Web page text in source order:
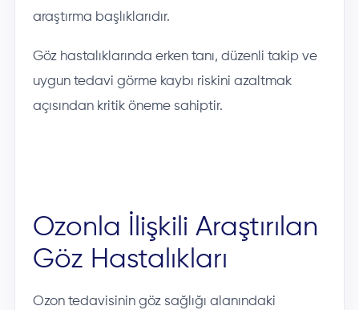
araştırma başlıklarıdır.
Göz hastalıklarında erken tanı, düzenli takip ve
uygun tedavi görme kaybı riskini azaltmak
açısından kritik öneme sahiptir.
Ozonla İlişkili Araştırılan
Göz Hastalıkları
Ozon tedavisinin göz sağlığı alanındaki